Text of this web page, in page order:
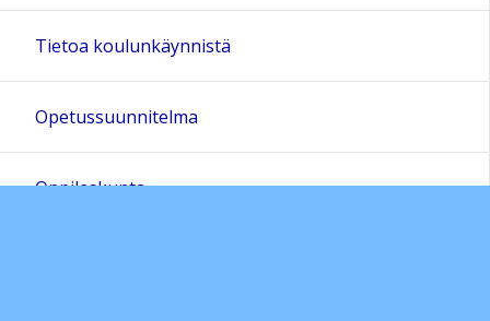
Tietoa koulunkäynnistä
Opetussuunnitelma
Oppilaskunta